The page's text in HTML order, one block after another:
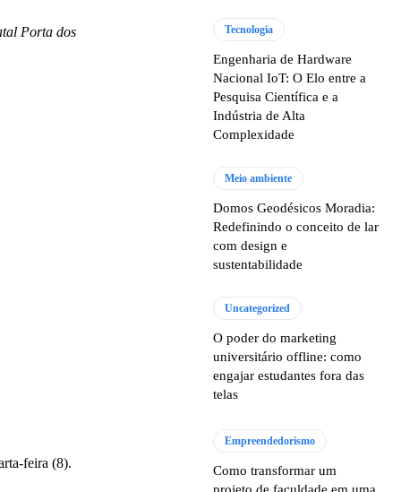
Porta dos
feira (8).
Tecnologia
Engenharia de Hardware
Nacional IoT: O Elo entre a
Pesquisa Científica e a
Indústria de Alta
Complexidade
Meio ambiente
Domos Geodésicos Moradia:
Redefinindo o conceito de lar
com design e
sustentabilidade
Uncategorized
O poder do marketing
universitário offline: como
engajar estudantes fora das
telas
Empreendedorismo
Como transformar um